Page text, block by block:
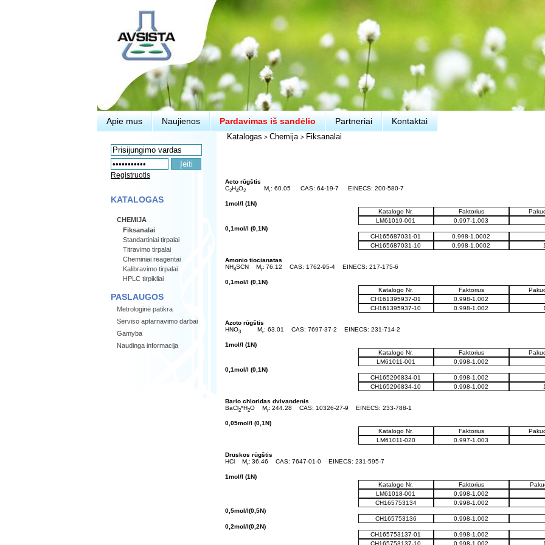
Apie mus Naujienos Pardavimas iš sandėlio Partneriai Kontaktai
Katalogas > Chemija > Fiksanalai
Acto rūgštis
C2H4O2 Mr: 60.05 CAS: 64-19-7 EINECS: 200-580-7
1mol/l (1N)
Katalogo Nr.
Faktorius
LM61019-001
0.997-1.003
0,1mol/l (0,1N)
CH165687031-01
0.998-1.0002
CH165687031-10
0.998-1.0002
Amonio tiocianatas
NH4SCN Mr: 76.12 CAS: 1762-95-4 EINECS: 217-175-6
0,1mol/l (0,1N)
Katalogo Nr.
Faktorius
CH161395937-01
0.998-1.002
CH161395937-10
0.998-1.002
Azoto rūgštis
HNO3 Mr: 63.01 CAS: 7697-37-2 EINECS: 231-714-2
1mol/l (1N)
Katalogo Nr.
Faktorius
LM61011-001
0.998-1.002
0,1mol/l (0,1N)
CH165296834-01
0.998-1.002
CH165296834-10
0.998-1.002
Bario chloridas dvivandenis
BaCl2*H2O Mr: 244.28 CAS: 10326-27-9 EINECS: 233-788-1
0,05mol/l (0,1N)
Katalogo Nr.
Faktorius
LM61011-020
0.997-1.003
Druskos rūgštis
HCl Mr: 36.46 CAS: 7647-01-0 EINECS: 231-595-7
1mol/l (1N)
Katalogo Nr.
Faktorius
LM61018-001
0.998-1.002
CH165753134
0.998-1.002
0,5mol/l(0,5N)
CH165753136
0.998-1.002
0,2mol/l(0,2N)
CH165753137-01
0.998-1.002
CH165753137-10
0.998-1.002
Registruotis
KATALOGAS
CHEMIJA
Fiksanalai
Standartiniai tirpalai
Titravimo tirpalai
Cheminiai reagentai
Kalibravimo tirpalai
HPLC tirpikliai
PASLAUGOS
Metrologinė patikra
Serviso aptarnavimo darbai
Gamyba
Naudinga informacija